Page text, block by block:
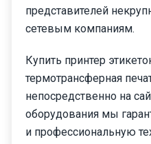
представителей
сетевым компаниям.
Купить принтер
термотрансферная
непосредственно на
оборудования мы
и профессиональную